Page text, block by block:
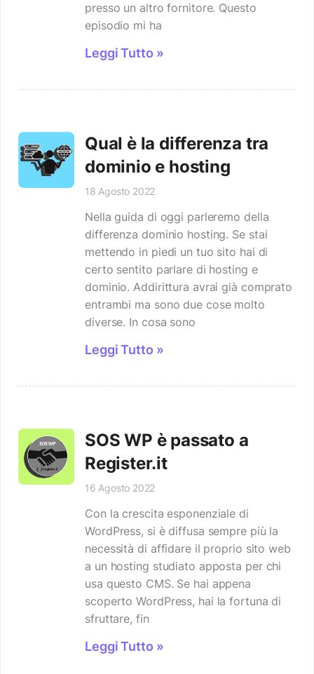
presso un altro fornitore. Questo
episodio mi ha
Leggi Tutto »
Qual è la differenza tra
dominio e hosting
18 Agosto 2022
Nella guida di oggi parleremo della
differenza dominio hosting. Se stai
mettendo in piedi un tuo sito hai di
certo sentito parlare di hosting e
dominio. Addirittura avrai già comprato
entrambi ma sono due cose molto
diverse. In cosa sono
Leggi Tutto »
SOS WP è passato a
Register.it
16 Agosto 2022
Con la crescita esponenziale di
WordPress, si è diffusa sempre più la
necessità di affidare il proprio sito web
a un hosting studiato apposta per chi
usa questo CMS. Se hai appena
scoperto WordPress, hai la fortuna di
sfruttare, fin
Leggi Tutto »